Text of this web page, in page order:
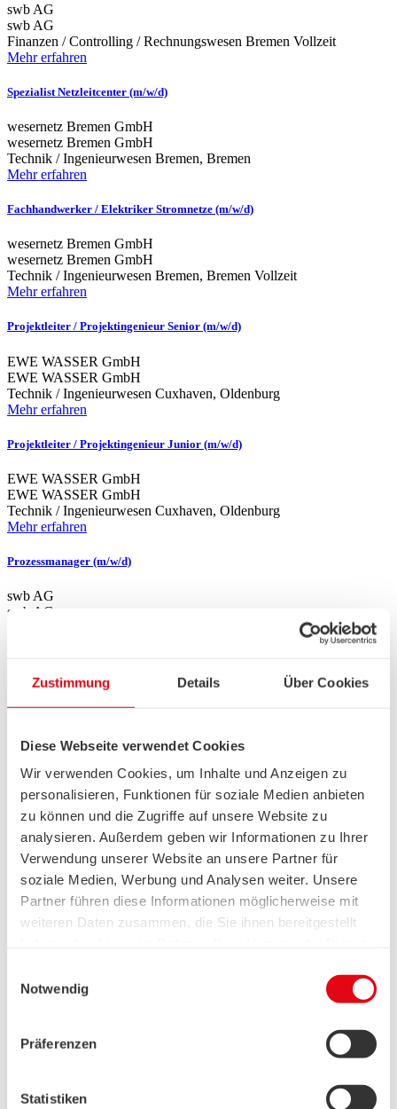
Zustimmung Details Über Cookies
Diese Webseite verwendet Cookies
Wir verwenden Cookies, um Inhalte und Anzeigen zu
personalisieren, Funktionen für soziale Medien anbieten
zu können und die Zugriffe auf unsere Website zu
analysieren. Außerdem geben wir Informationen zu Ihrer
Verwendung unserer Website an unsere Partner für
soziale Medien, Werbung und Analysen weiter. Unsere
Partner führen diese Informationen möglicherweise mit
weiteren Daten zusammen, die Sie ihnen bereitgestellt
Wir setzen in diesem Rahmen auch Dienstleister in
Datenschutzniveau existiert. Das birgt das Risiko des
unbemerkten Zugriffs durch Behörden, das Fehlen
den Kontrollverlust über Ihre Daten.
Notwendig
Präferenzen
Statistiken
swb AG
swb AG
Finanzen / Controlling / Rechnungswesen Bremen Vollzeit
Mehr erfahren
Spezialist Netzleitcenter (m/w/d)
wesernetz Bremen GmbH
wesernetz Bremen GmbH
Technik / Ingenieurwesen Bremen, Bremen
Mehr erfahren
Fachhandwerker / Elektriker Stromnetze (m/w/d)
wesernetz Bremen GmbH
wesernetz Bremen GmbH
Technik / Ingenieurwesen Bremen, Bremen Vollzeit
Mehr erfahren
Projektleiter / Projektingenieur Senior (m/w/d)
EWE WASSER GmbH
EWE WASSER GmbH
Technik / Ingenieurwesen Cuxhaven, Oldenburg
Mehr erfahren
Projektleiter / Projektingenieur Junior (m/w/d)
EWE WASSER GmbH
EWE WASSER GmbH
Technik / Ingenieurwesen Cuxhaven, Oldenburg
Mehr erfahren
Prozessmanager (m/w/d)
swb AG
swb AG
Initiativbewerbung
Vertrieb / Kundenservice
Stahlschweißer / Rohrleitungsbauer (m/w/d)
wesernetz Bremen GmbH
wesernetz Bremen GmbH
Technik / Ingenieurwesen Bremen
Mehr erfahren
Technik / Ingenieurwesen
Mehr erfahren
Strategische Planung / Unternehmensentwicklung
Bremen